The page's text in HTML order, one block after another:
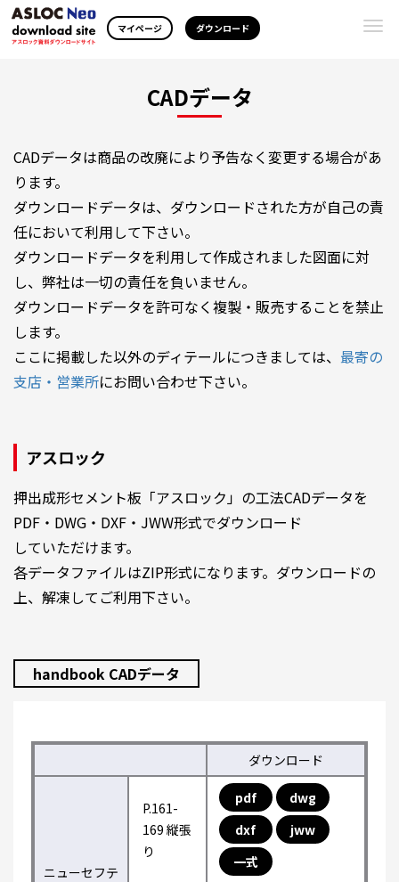
マイページ ダウンロード
CADデータ
CADデータは商品の改廃により予告なく変更する場合があ
ります。
ダウンロードデータは、ダウンロードされた方が自己の責
任において利用して下さい。
ダウンロードデータを利用して作成されました図面に対
し、弊社は一切の責任を負いません。
ダウンロードデータを許可なく複製・販売することを禁止
します。
ここに掲載した以外のディテールにつきましては、 最寄の
支店・営業所にお問い合わせ下さい。
アスロック
押出成形セメント板「アスロック」の工法CADデータを
PDF・DWG・DXF・JWW形式でダウンロード
していただけます。
各データファイルはZIP形式になります。ダウンロードの
上、解凍してご利用下さい。
handbook CADデータ
ダウンロード
ニューセフテ
P.161-
169 縦張
り
pdf
dwg
dxf
jww
一式